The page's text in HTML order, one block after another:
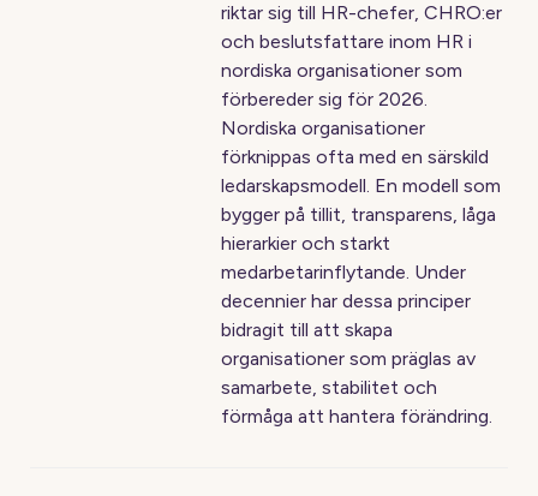
riktar sig till HR-chefer, CHRO:er
och beslutsfattare inom HR i
nordiska organisationer som
förbereder sig för 2026.
Nordiska organisationer
förknippas ofta med en särskild
ledarskapsmodell. En modell som
bygger på tillit, transparens, låga
hierarkier och starkt
medarbetarinflytande. Under
decennier har dessa principer
bidragit till att skapa
organisationer som präglas av
samarbete, stabilitet och
förmåga att hantera förändring.